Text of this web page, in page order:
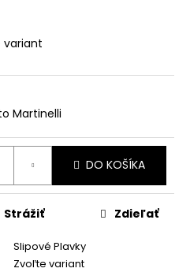
variant
Martinelli
DO KOŠÍKA
Slipové Plavky
Zvoľte variant
Strážiť Zdieľať